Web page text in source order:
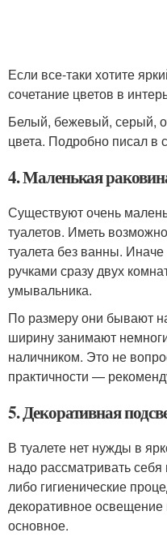
Если все-таки хотите
сочетание цветов в
Белый, бежевый, серый,
цвета. Подробно писал в
4. Маленькая
Существуют очень
туалетов. Иметь
туалета без ванны.
ручками сразу двух
умывальника.
По размеру они бывают
ширину занимают
наличником. Это не
практичности —
5. Декоративная
В туалете нет нужды в
надо рассматривать
либо гигиенические
декоративное освещение
основное.